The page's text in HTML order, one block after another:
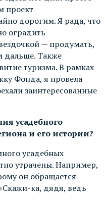
проект
дорогим. Я рада, что
оградить
— продумать,
дальше. Также
туризма. В рамках
Фонда, я провела
заинтересованные
усадебного
и его истории?
усадебных
утрачены. Например,
он обращается
ка, дядя, ведь